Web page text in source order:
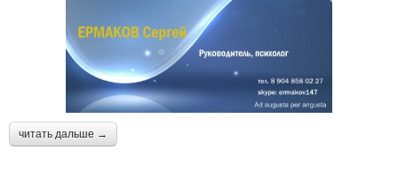
читать дальше →